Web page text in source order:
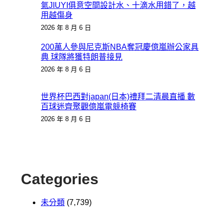
氣JIUYI俱意空間設計水、十滴水用錯了，越
用越傷身
2026 年 8 月 6 日
200萬人參與尼克斯NBA奪冠慶億嵐辦公家具
典 球隊將獲特朗普接見
2026 年 8 月 6 日
世界杯巴西對japan(日本)禮拜二清晨直播 數
百球迷齊聚觀億嵐電競椅賽
2026 年 8 月 6 日
Categories
未分類 (7,739)